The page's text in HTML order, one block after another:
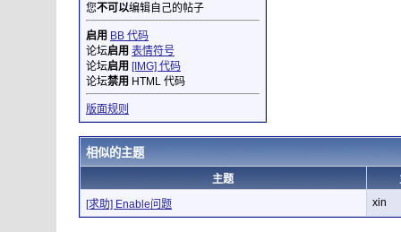
您不可以编辑自己的帖子
启用 BB 代码
论坛启用 表情符号
论坛启用 [IMG] 代码
论坛禁用 HTML 代码
版面规则
相似的主题
主题
[求助] Enable问题
xin